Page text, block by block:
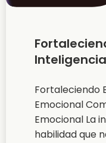
Fortaleciendo
Emocional
Emocional La
habilidad que